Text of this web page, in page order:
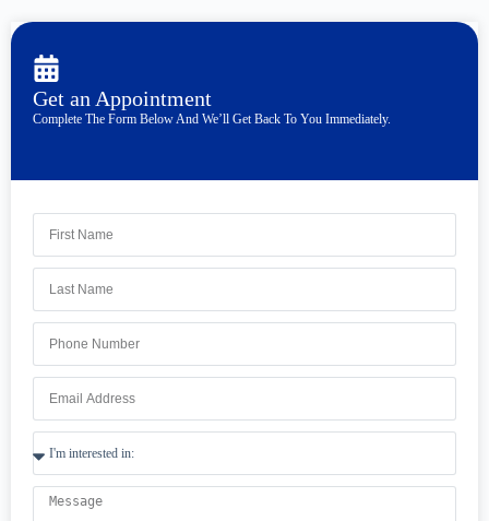
Get an Appointment
Complete The Form Below And We’ll Get Back To You Immediately.